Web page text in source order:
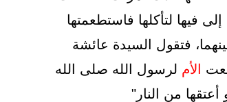
فيها لتأكلها فاستطعمتها
فتقول السيدة عائشة
الأم لرسول الله صلى الله
من النار"